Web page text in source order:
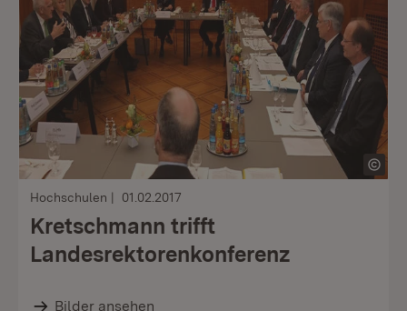
Hochschulen 01.02.2017
Kretschmann trifft
Landesrektorenkonferenz
Bilder ansehen